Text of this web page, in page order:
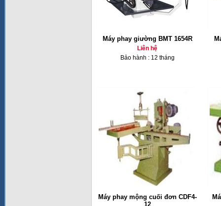
Máy phay giường BMT 1654R
Liên hệ
Bảo hành : 12 tháng
Máy phay mộng cuối đơn CDF4-
12